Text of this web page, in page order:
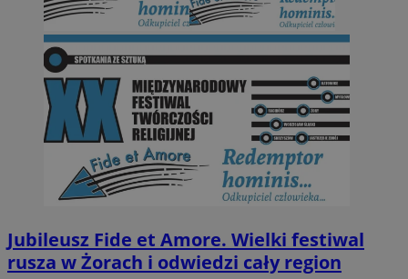
Jubileusz Fide et Amore. Wielki festiwal
rusza w Żorach i odwiedzi cały region